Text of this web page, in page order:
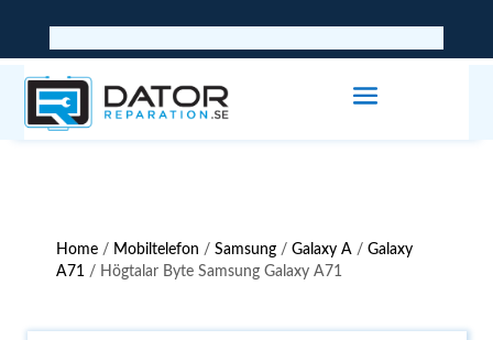
Home / Mobiltelefon /Samsung /Galaxy A /Galaxy
A71 / Högtalar Byte Samsung Galaxy A71